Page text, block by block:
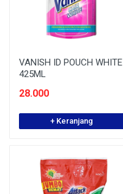
VANISH ID POUCH WHITE
425ML
28.000
+ Keranjang